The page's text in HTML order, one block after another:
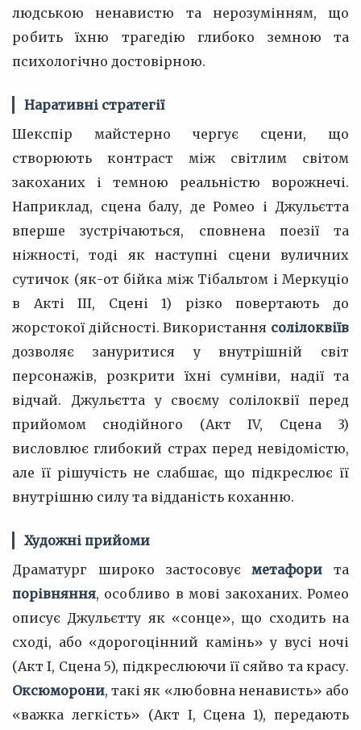
людською ненавистю та нерозумінням, що
робить їхню трагедію глибоко земною та
психологічно достовірною.
Наративні стратегії
Шекспір майстерно чергує сцени, що
створюють контраст між світлим світом
закоханих і темною реальністю ворожнечі.
Наприклад, сцена балу, де Ромео і Джульєтта
вперше зустрічаються, сповнена поезії та
ніжності, тоді як наступні сцени вуличних
сутичок (як-от бійка між Тібальтом і Меркуціо
в Акті III, Сцені 1) різко повертають до
жорстокої дійсності. Використання солілоквіїв
дозволяє зануритися у внутрішній світ
персонажів, розкрити їхні сумніви, надії та
відчай. Джульєтта у своєму солілоквії перед
прийомом снодійного (Акт IV, Сцена 3)
висловлює глибокий страх перед невідомістю,
але її рішучість не слабшає, що підкреслює її
внутрішню силу та відданість коханню.
Художні прийоми
Драматург широко застосовуєметафори та
порівняння, особливо в мові закоханих. Ромео
описує Джульєтту як «сонце», що сходить на
сході, або «дорогоцінний камінь» у вусі ночі
(Акт I, Сцена 5), підкреслюючи її сяйво та красу.
Оксюморони, такі як «любовна ненависть» або
«важка легкість» (Акт I, Сцена 1), передають